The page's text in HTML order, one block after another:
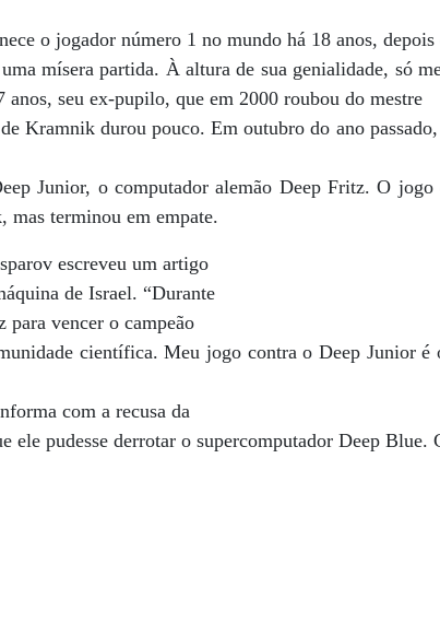
o jogador número 1 no mundo há 18 anos, depois
mísera partida. À altura de sua genialidade, só
seu ex-pupilo, que em 2000 roubou do mestre
Kramnik durou pouco. Em outubro do ano
Junior, o computador alemão Deep Fritz. O
mas terminou em empate.
escreveu um artigo
de Israel. “Durante
para vencer o campeão
científica. Meu jogo contra o Deep Junior é
com a recusa da
ele pudesse derrotar o supercomputador Deep Blue.